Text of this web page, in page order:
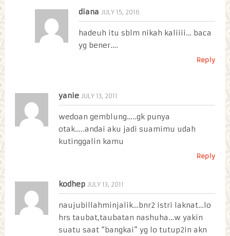
diana JULY 15, 2016
hadeuh itu sblm nikah kaliiii… baca
yg bener….
Reply
yanie JULY 13, 2011
wedoan gemblung…..gk punya
otak…..andai aku jadi suamimu udah
kutinggalin kamu
Reply
kodhep JULY 13, 2011
naujubillahminjalik…bnr2 istri laknat…lo
hrs taubat,taubatan nashuha…w yakin
suatu saat “bangkai” yg lo tutup2in akn